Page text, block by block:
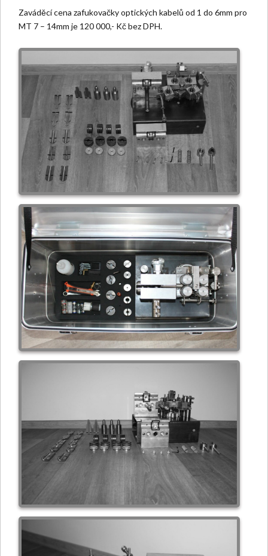
Zaváděcí cena zafukovačky optických kabelů od 1 do 6mm pro
MT 7 – 14mm je 120 000,- Kč bez DPH.